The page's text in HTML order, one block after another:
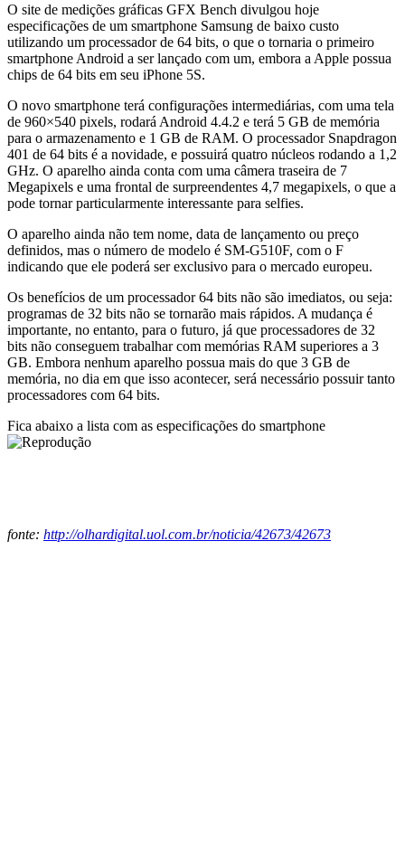
O site de medições gráficas GFX Bench divulgou hoje
especificações de um smartphone Samsung de baixo custo
utilizando um processador de 64 bits, o que o tornaria o primeiro
smartphone Android a ser lançado com um, embora a Apple possua
chips de 64 bits em seu iPhone 5S.
O novo smartphone terá configurações intermediárias, com uma tela
de 960×540 pixels, rodará Android 4.4.2 e terá 5 GB de memória
para o armazenamento e 1 GB de RAM. O processador Snapdragon
401 de 64 bits é a novidade, e possuirá quatro núcleos rodando a 1,2
GHz. O aparelho ainda conta com uma câmera traseira de 7
Megapixels e uma frontal de surpreendentes 4,7 megapixels, o que a
pode tornar particularmente interessante para selfies.
O aparelho ainda não tem nome, data de lançamento ou preço
definidos, mas o número de modelo é SM-G510F, com o F
indicando que ele poderá ser exclusivo para o mercado europeu.
Os benefícios de um processador 64 bits não são imediatos, ou seja:
programas de 32 bits não se tornarão mais rápidos. A mudança é
importante, no entanto, para o futuro, já que processadores de 32
bits não conseguem trabalhar com memórias RAM superiores a 3
GB. Embora nenhum aparelho possua mais do que 3 GB de
memória, no dia em que isso acontecer, será necessário possuir tanto
processadores com 64 bits.
Fica abaixo a lista com as especificações do smartphone
fonte: http://olhardigital.uol.com.br/noticia/42673/42673